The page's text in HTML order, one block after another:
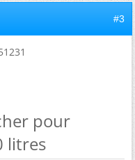
#3
pour
litres